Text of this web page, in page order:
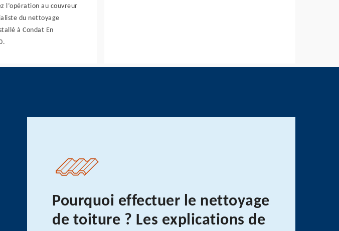
l’opération au couvreur
du nettoyage
à Condat En
Pourquoi effectuer le nettoyage
de toiture ? Les explications de